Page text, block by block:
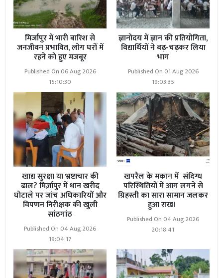
मिर्जापुर में भारी बारिश से
जनजीवन प्रभावित, लोग घरों में
रहने को हुए मजबूर
Published On 06 Aug 2026
15:10:30
ज्ञानोदय में ज्ञान की प्रतियोगिता,
विद्यार्थियों ने बढ़-चढ़कर लिया
भाग
Published On 01 Aug 2026
19:03:35
खाद्य सुरक्षा या भ्रष्टाचार की
ढाल? मिर्ज़ापुर में धान खरीद
घोटाले पर जांच अधिकारियों और
विपणन निरीक्षक की खुली
सांठगांठ
Published On 04 Aug 2026
19:04:17
खपरैल के मकान में संदिग्ध
परिस्थितियों में आग लगने से
ग्रिहस्ती का सारा सामान जलकर
हुआ राख।
Published On 04 Aug 2026
20:18:41